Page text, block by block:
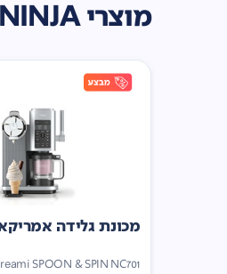
מוצרי NINJA
מכונת גלידה
SPOON & SPIN NC701